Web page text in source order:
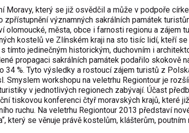
Moravy, který se již osvědčil a může v podpoře
zpřístupnění významných sakrálních památek
olomoucké, města, obce i farnosti regionu a zájem
kostelů ve Zlínském kraji na sto tisíc lidí, kteří
tímto jedinečným historickým, duchovním i
propagaci sakrálních památek podařilo skokově
34 %. Tyto výsledky a rostoucí zájem turistů z
Smyslem workshopu na veletrhu Regiontour je
v jednotlivých regionech zabývají. Účast
tiskovou konferenci čtyř moravských krajů, které
ruchu. Na veletrhu Regiontour 2013 představí
který se věnuje právě kostelům, klášterům,